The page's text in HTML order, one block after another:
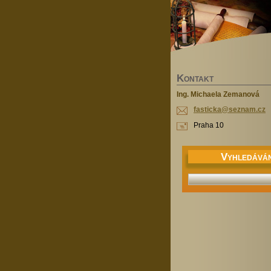
KONTAKT
Ing. Michaela Zemanová
fasticka@seznam.cz
Praha 10
V